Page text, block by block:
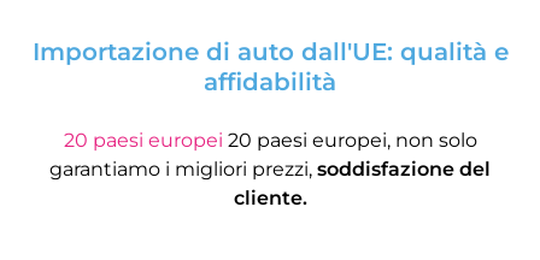
Importazione di auto dall'UE: qualità e
affidabilità
20 paesi europei 20 paesi europei, non solo
garantiamo i migliori prezzi, soddisfazione del
cliente.